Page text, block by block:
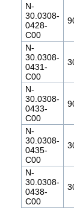
N-
30.0308-
0428-
C00
N-
30.0308-
0431-
C00
N-
30.0308-
0433-
C00
N-
30.0308-
0435-
C00
N-
30.0308-
0438-
C00